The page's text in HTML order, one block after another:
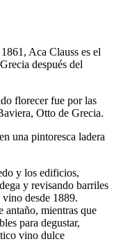
Aca Clauss es el
después del
florecer fue por las
Otto de Grecia.
una pintoresca ladera
y los edificios,
y revisando barriles
desde 1889.
antaño, mientras que
para degustar,
vino dulce